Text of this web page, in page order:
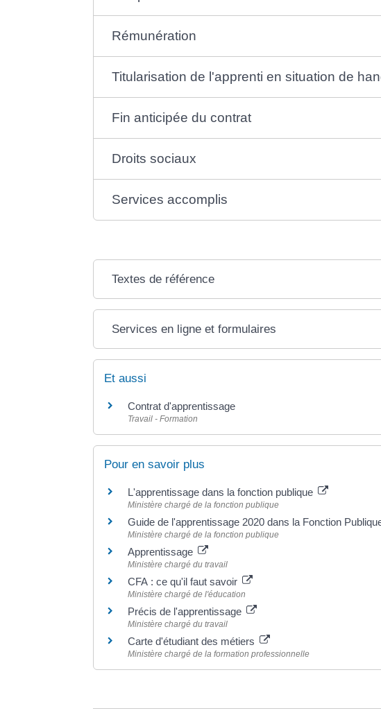
Rémunération
Titularisation de l'apprenti en situation de
Fin anticipée du contrat
Droits sociaux
Services accomplis
Textes de référence
Services en ligne et formulaires
Et aussi
Contrat d'apprentissage
Travail - Formation
Pour en savoir plus
L'apprentissage dans la fonction publique
Ministère chargé de la fonction publique
Guide de l'apprentissage 2020 dans la Fonction
Ministère chargé de la fonction publique
Apprentissage
Ministère chargé du travail
CFA : ce qu'il faut savoir
Ministère chargé de l'éducation
Précis de l'apprentissage
Ministère chargé du travail
Carte d'étudiant des métiers
Ministère chargé de la formation professionnelle